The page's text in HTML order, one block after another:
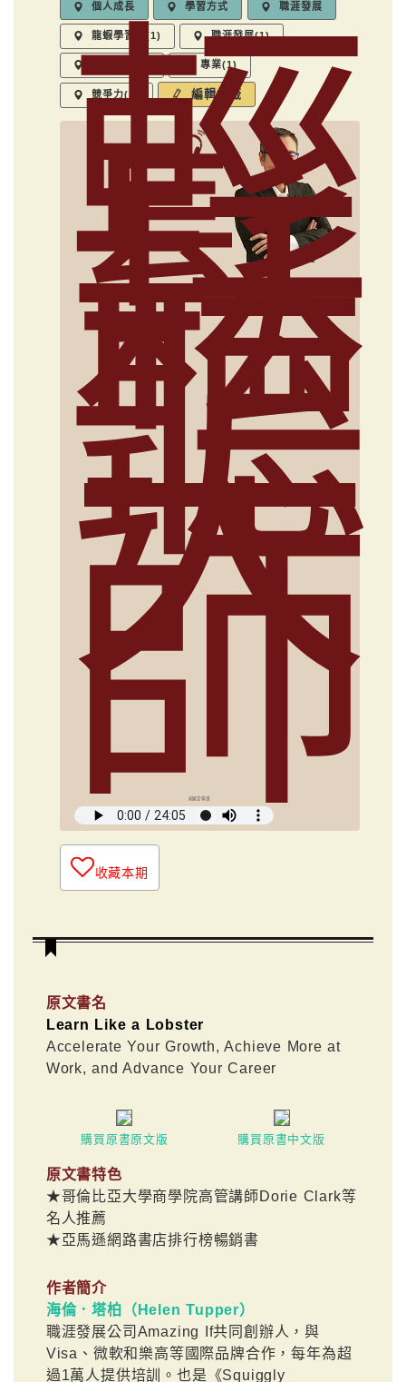
個人成長 學習方式 職涯發展
龍蝦學習法(1) 職涯發展(1)
專業(1)
競爭力(1) 編輯標籤
輕
鬆
聽
大
師
俞國定導讀
收藏本期
原文書名
Learn Like a Lobster
Accelerate Your Growth, Achieve More at
Work, and Advance Your Career
購買原書原文版 購買原書中文版
原文書特色
★哥倫比亞大學商學院高管講師Dorie Clark等
名人推薦
★亞馬遜網路書店排行榜暢銷書
作者簡介
海倫．塔柏（Helen Tupper）
職涯發展公司Amazing If共同創辦人，與
Visa、微軟和樂高等國際品牌合作，每年為超
過1萬人提供培訓。也是《Squiggly